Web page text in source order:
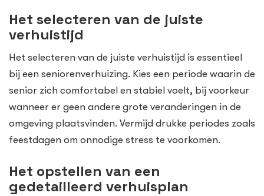
Het selecteren van de juiste
verhuistijd
Het selecteren van de juiste verhuistijd is essentieel
bij een seniorenverhuizing. Kies een periode waarin de
senior zich comfortabel en stabiel voelt, bij voorkeur
wanneer er geen andere grote veranderingen in de
omgeving plaatsvinden. Vermijd drukke periodes zoals
feestdagen om onnodige stress te voorkomen.
Het opstellen van een
gedetailleerd verhuisplan